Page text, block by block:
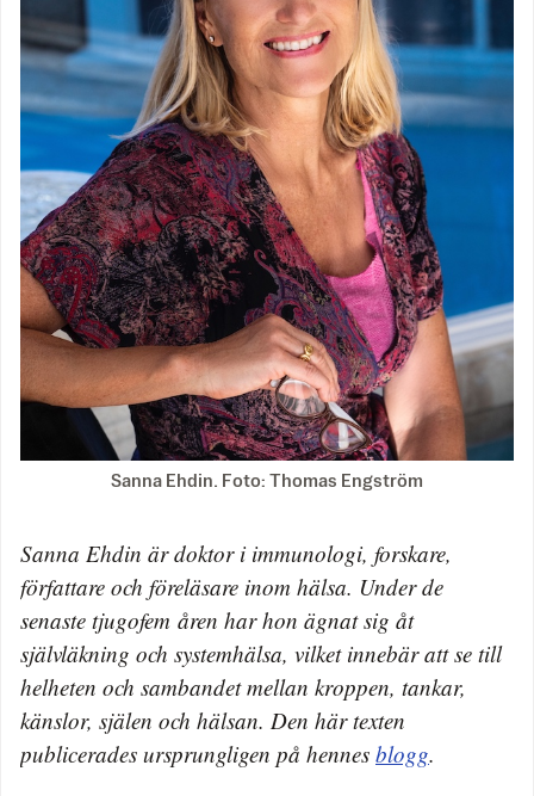
Sanna Ehdin. Foto: Thomas Engström
Sanna Ehdin är doktor i immunologi, forskare,
författare och föreläsare inom hälsa. Under de
senaste tjugofem åren har hon ägnat sig åt
självläkning och systemhälsa, vilket innebär att se till
helheten och sambandet mellan kroppen, tankar,
känslor, själen och hälsan. Den här texten
publicerades ursprungligen på hennes blogg.